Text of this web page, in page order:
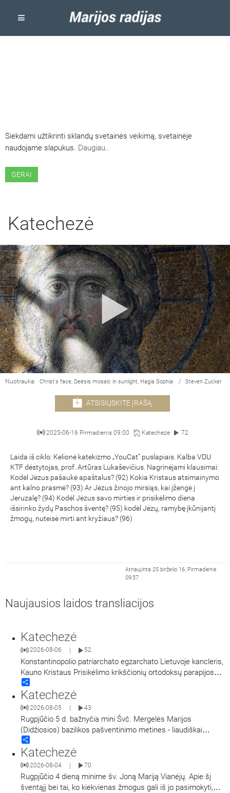
Siekdami užtikrinti sklandų svetainės veikimą, svetainėje
naudojame slapukus. Daugiau..
GERAI
Katechezė
Nuotrauka: Christ's face, Deësis mosaic in sunlight, Hagia Sophia / Steven Zucker
ATSISIŲSKITE ĮRAŠĄ
2025-06-16 Pirmadienis 09:00 Katechezė 72
Laida iš ciklo: Kelionė katekizmo „YouCat“ puslapiais. Kalba VDU
KTF dėstytojas, prof. Artūras Lukaševičius. Nagrinėjami klausimai:
Kodėl Jėzus pašaukė apaštalus? (92) Kokia Kristaus atsimainymo
ant kalno prasmė? (93) Ar Jėzus žinojo mirsiąs, kai įžengė į
Jeruzalę? (94) Kodėl Jėzus savo mirties ir prisikėlimo diena
išsirinko žydų Paschos šventę? (95) kodėl Jėzų, ramybę įkūnijantį
žmogų, nuteisė mirti ant kryžiaus? (96)
Atnaujinta 25 birželio 16, Pirmadienis
09:37
Naujausios laidos transliacijos
Katechezė
2026-08-06 52
Konstantinopolio patriarchato egzarchato Lietuvoje kancleris,
Kauno Kristaus Prisikėlimo krikščionių ortodoksų parapijos
klebonas kunigas Vitalijus Mockus pasakoja apie Kristaus
Atsimainymo šventę. Kalbina Regina Statkuvienė.
Katechezė
2026-08-05 43
Rugpjūčio 5 d. bažnyčia mini Švč. Mergelės Marijos
(Didžiosios) bazilikos pašventinimo metines - liaudiškai
vadinamą Marijos Snieginės švente. Šiluvos Švč. Mergelės
Marijos Gimimo bazilika, popiežiaus Pranciškaus sprendimu
yra paskelbta dvasine Marijos Didžiosios bazilikos dukterimi,
turint teisę teikti visas dvasines Romos šventovės
…
Katechezė
2026-08-04 | 70
Rugpjūčio 4 dieną minime šv. Joną Mariją Vianėjų. Apie šį
šventąjį bei tai, ko kiekvienas žmogus gali iš jo pasimokyti,